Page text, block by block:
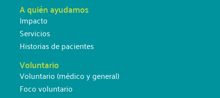
A quién ayudamos
Impacto
Servicios
Historias de pacientes
Voluntario
Voluntario (médico y general)
Foco voluntario